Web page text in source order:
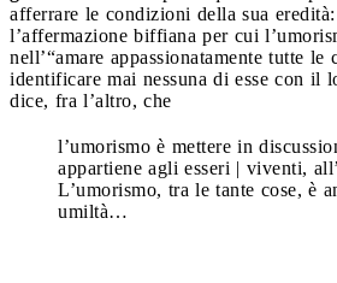
afferrare le condizioni della sua
l’affermazione biffiana per cui
nell’“amare appassionatamente tutte le
identificare mai nessuna di esse con il
dice, fra l’altro, che
l’umorismo è mettere in
appartiene agli esseri | viventi,
L’umorismo, tra le tante cose, è
umiltà…